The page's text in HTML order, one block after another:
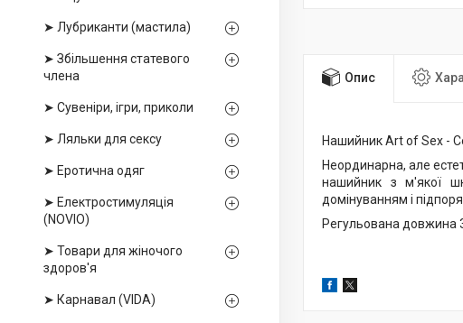
➤ Лубриканти (мастила)
➤ Збільшення статевого
члена
➤ Сувеніри, ігри, приколи
➤ Ляльки для сексу
➤ Еротична одяг
➤ Електростимуляція
(NOVIO)
➤ Товари для жіночого
здоров'я
➤ Карнавал (VIDA)
Опис
Нашийник Art of Sex -
Неординарна, але
нашийник з м'якої
домінуванням і
Регульована довжина